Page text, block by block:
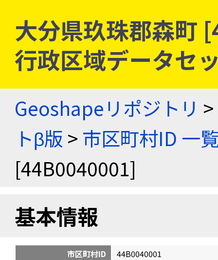
大分県玖珠郡森町
行政区域データセ
Geoshapeリポジトリ >
トβ版 > 市区町村ID 一
[44B0040001]
基本情報
市区町村ID
44B0040001